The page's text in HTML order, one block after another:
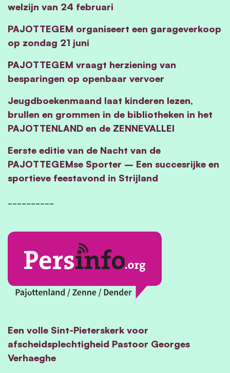
welzijn van 24 februari
PAJOTTEGEM organiseert een garageverkoop
op zondag 21 juni
PAJOTTEGEM vraagt herziening van
besparingen op openbaar vervoer
Jeugdboekenmaand laat kinderen lezen,
brullen en grommen in de bibliotheken in het
PAJOTTENLAND en de ZENNEVALLEI
Eerste editie van de Nacht van de
PAJOTTEGEMse Sporter – Een succesrijke en
sportieve feestavond in Strijland
Een volle Sint-Pieterskerk voor
afscheidsplechtigheid Pastoor Georges
Verhaeghe